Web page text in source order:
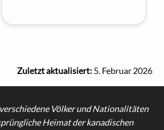
Zuletzt aktualisiert: 5. Februar 2026
Völker und Nationalitäten
Heimat der kanadischen